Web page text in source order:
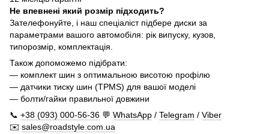
Не впевнені який розмір підходить?
Зателефонуйте, і наш спеціаліст підбере диски за
параметрами вашого автомобіля: рік випуску, кузов,
типорозмір, комплектація.
Також допоможемо підібрати:
— комплект шин з оптимальною висотою профілю
— датчики тиску шин (TPMS) для вашої моделі
— болти/гайки правильної довжини
📞 +38 (093) 000-56-36 💬 WhatsApp / Telegram / Viber
✉️ sales@roadstyle.com.ua